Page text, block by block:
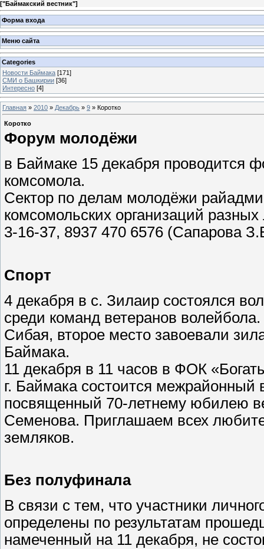
["Баймакский вестник"]
Форма входа
Меню сайта
Categories
Новости Баймака [171]
СМИ о Башкирии [36]
Интересно [4]
Главная » 2010 » Декабрь » 9 » Коротко
Коротко
Форум молодёжи
в Баймаке 15 декабря проводится
комсомола.
Сектор по делам молодёжи
комсомольских организаций
3-16-37, 8937 470 6576 (Сапарова
Спорт
4 декабря в с. Зилаир состоялся
среди команд ветеранов
Сибая, второе место завоевали
Баймака.
11 декабря в 11 часов в ФОК
г. Баймака состоится межрайонный
посвященный 70-летнему юбилею
Семенова. Приглашаем всех
земляков.
Без полуфинала
В связи с тем, что участники
определены по результатам
намеченный на 11 декабря, не